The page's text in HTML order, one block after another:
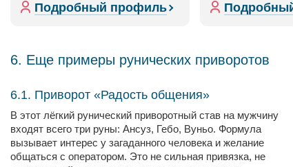
Подробный профиль
6. Еще примеры рунических приворотов
6.1. Приворот «Радость общения»
В этот лёгкий рунический приворотный став на мужчину
входят всего три руны: Ансуз, Гебо, Вуньо. Формула
вызывает интерес у загаданного человека и желание
общаться с оператором. Это не сильная привязка, не